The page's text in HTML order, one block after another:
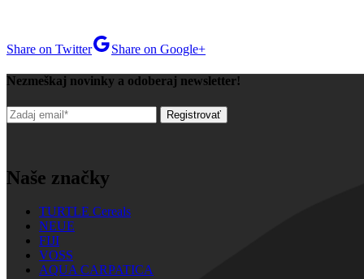
Share on Twitter Share on Google+
Nezmeškaj novinky a odoberaj newsletter!
Naše značky
TURTLE Cereals
NEUE
FIJI
VOSS
AQUA CARPATICA